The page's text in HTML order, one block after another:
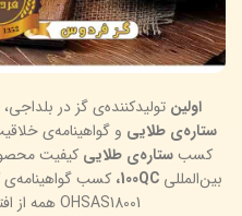
اولین تولیدکننده‌ی گز در
ستاره‌ی طلایی و گواهینامه‌ی
کسبستاره‌ی طلایی
بین‌المللی100QC، کسب
OHSAS18001 همه از افتخارات گز فردوس است.